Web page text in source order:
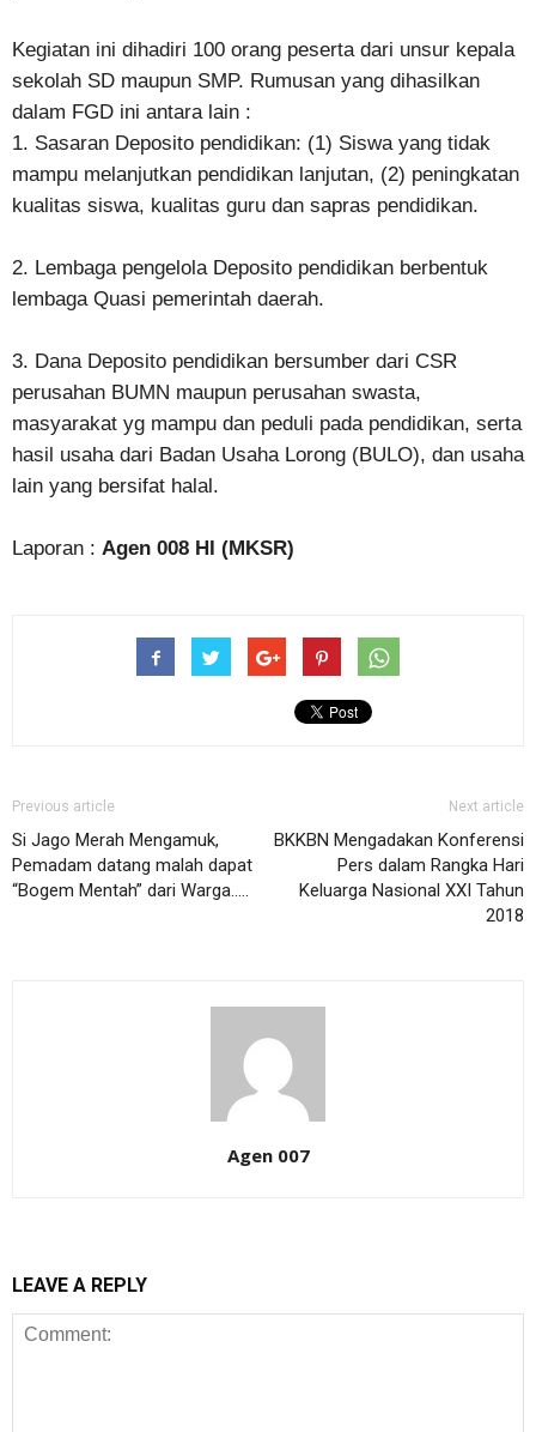
Kegiatan ini dihadiri 100 orang peserta dari unsur kepala
sekolah SD maupun SMP. Rumusan yang dihasilkan
dalam FGD ini antara lain :
1. Sasaran Deposito pendidikan: (1) Siswa yang tidak
mampu melanjutkan pendidikan lanjutan, (2) peningkatan
kualitas siswa, kualitas guru dan sapras pendidikan.
2. Lembaga pengelola Deposito pendidikan berbentuk
lembaga Quasi pemerintah daerah.
3. Dana Deposito pendidikan bersumber dari CSR
perusahan BUMN maupun perusahan swasta,
masyarakat yg mampu dan peduli pada pendidikan, serta
hasil usaha dari Badan Usaha Lorong (BULO), dan usaha
lain yang bersifat halal.
Laporan : Agen 008 HI (MKSR)
Previous article
Si Jago Merah Mengamuk,
Pemadam datang malah dapat
“Bogem Mentah” dari Warga…..
Next article
BKKBN Mengadakan Konferensi
Pers dalam Rangka Hari
Keluarga Nasional XXI Tahun
2018
Agen 007
LEAVE A REPLY